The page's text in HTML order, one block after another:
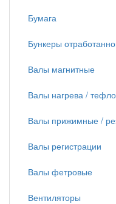
Бумага
Бункеры
Валы магнитные
Валы нагрева /
Валы прижимные /
Валы регистрации
Валы фетровые
Вентиляторы